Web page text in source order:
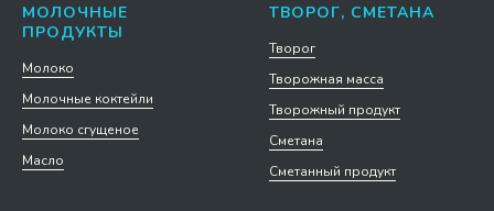
МОЛОЧНЫЕ
ПРОДУКТЫ
Молоко
Молочные коктейли
Молоко сгущеное
Масло
ТВОРОГ, СМЕТАНА
Творог
Творожная масса
Творожный продукт
Сметана
Сметанный продукт